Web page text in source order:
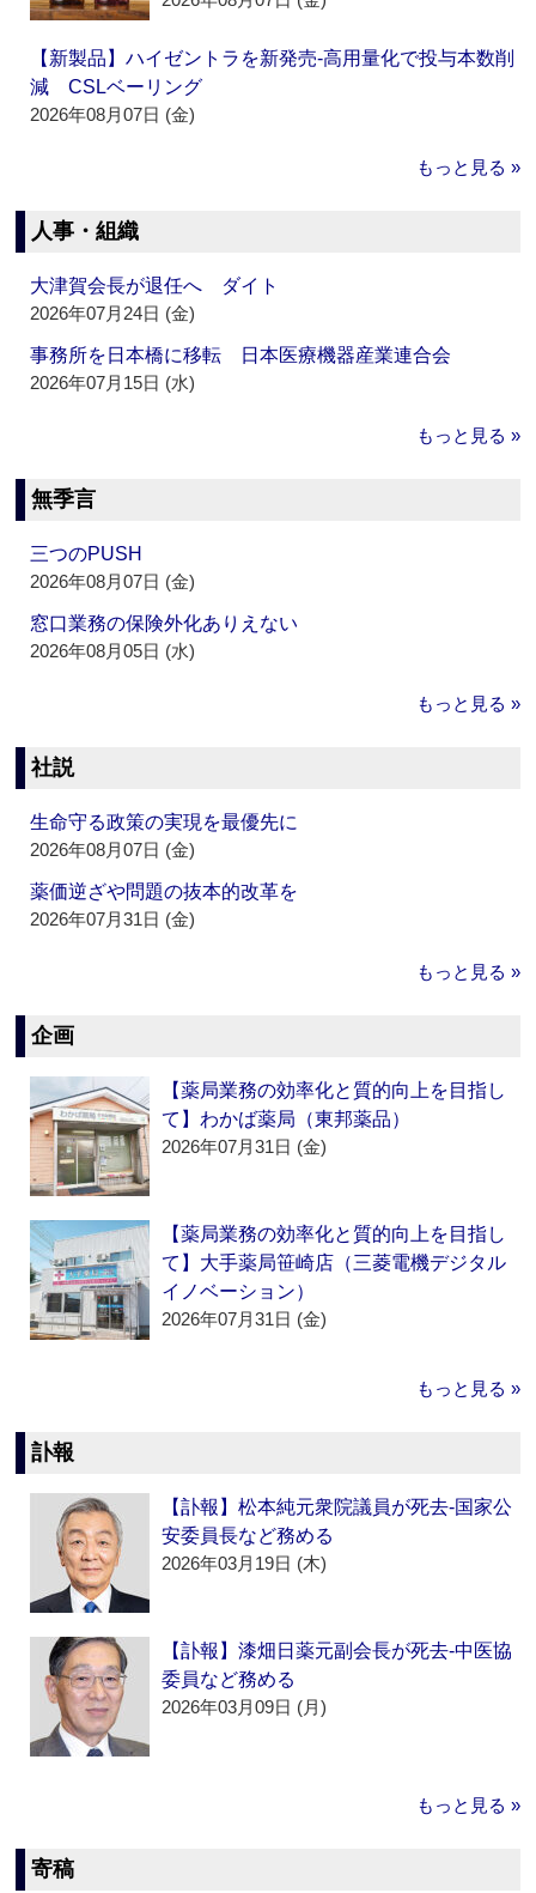
【新製品】ハイゼントラを新発売‐高用量化で投与本数削
減 CSLベーリング
2026年08月07日 (金)
もっと見る »
人事・組織
大津賀会長が退任へ ダイト
2026年07月24日 (金)
事務所を日本橋に移転 日本医療機器産業連合会
2026年07月15日 (水)
もっと見る »
無季言
三つのPUSH
2026年08月07日 (金)
窓口業務の保険外化ありえない
2026年08月05日 (水)
もっと見る »
社説
生命守る政策の実現を最優先に
2026年08月07日 (金)
薬価逆ざや問題の抜本的改革を
2026年07月31日 (金)
もっと見る »
企画
【薬局業務の効率化と質的向上を目指し
て】わかば薬局（東邦薬品）
2026年07月31日 (金)
【薬局業務の効率化と質的向上を目指し
て】大手薬局笹崎店（三菱電機デジタル
イノベーション）
2026年07月31日 (金)
もっと見る »
訃報
【訃報】松本純元衆院議員が死去‐国家公
安委員長など務める
2026年03月19日 (木)
【訃報】漆畑日薬元副会長が死去‐中医協
委員など務める
2026年03月09日 (月)
もっと見る »
寄稿